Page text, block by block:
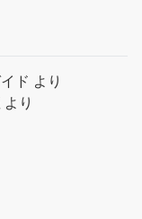
ド より
より